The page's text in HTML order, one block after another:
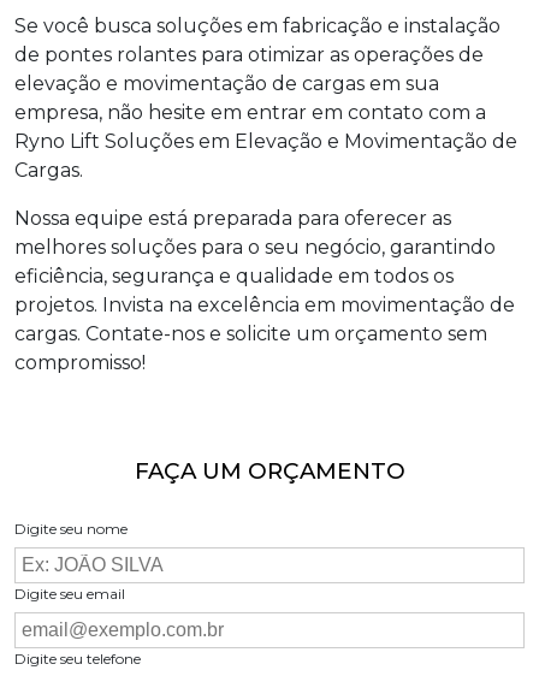
Se você busca soluções em fabricação e instalação
de pontes rolantes para otimizar as operações de
elevação e movimentação de cargas em sua
empresa, não hesite em entrar em contato com a
Ryno Lift Soluções em Elevação e Movimentação de
Cargas.
Nossa equipe está preparada para oferecer as
melhores soluções para o seu negócio, garantindo
eficiência, segurança e qualidade em todos os
projetos. Invista na excelência em movimentação de
cargas. Contate-nos e solicite um orçamento sem
compromisso!
FAÇA UM ORÇAMENTO
Digite seu nome
Digite seu email
Digite seu telefone